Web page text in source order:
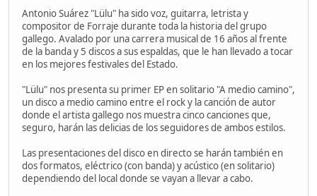
Antonio Suárez "Lülu" ha sido voz, guitarra, letrista y
compositor de Forraje durante toda la historia del grupo
gallego. Avalado por una carrera musical de 16 años al frente
de la banda y 5 discos a sus espaldas, que le han llevado a tocar
en los mejores festivales del Estado.
"Lülu" nos presenta su primer EP en solitario "A medio camino",
un disco a medio camino entre el rock y la canción de autor
donde el artista gallego nos muestra cinco canciones que,
seguro, harán las delicias de los seguidores de ambos estilos.
Las presentaciones del disco en directo se harán también en
dos formatos, eléctrico (con banda) y acústico (en solitario)
dependiendo del local donde se vayan a llevar a cabo.